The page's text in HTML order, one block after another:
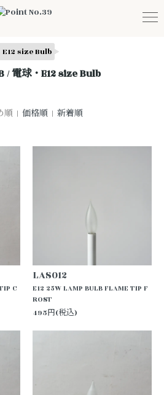
E12 size Bulb
/ 電球・E12 size Bulb
順 | 価格順 | 新着順
C
LAS012
E12 25W LAMP BULB FLAME TIP F
ROST
495円(税込)